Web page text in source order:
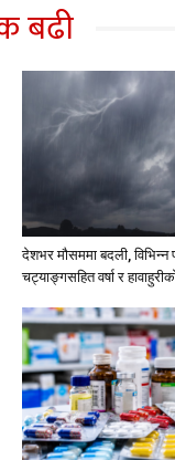
बढी
देशभर मौसममा बदली, विभिन्न
चट्याङ्गसहित वर्षा र